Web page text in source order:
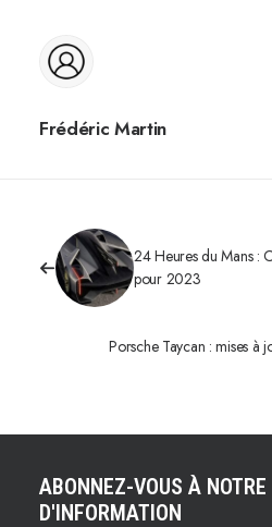
Frédéric Martin
24 Heures du Mans :
pour 2023
Porsche Taycan : mises à
ABONNEZ-VOUS À
D'INFORMATION